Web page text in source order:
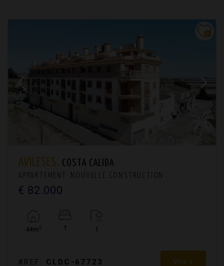
AVILESES. COSTA CALIDA
APPARTEMENT. NOUVELLE CONSTRUCTION
€ 82.000
44m2 1 1
#REF: CLDC-67723 Voir +